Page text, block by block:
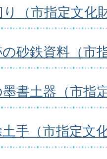
（市指定文化
砂鉄資料（市
書土器（市指
手（市指定文